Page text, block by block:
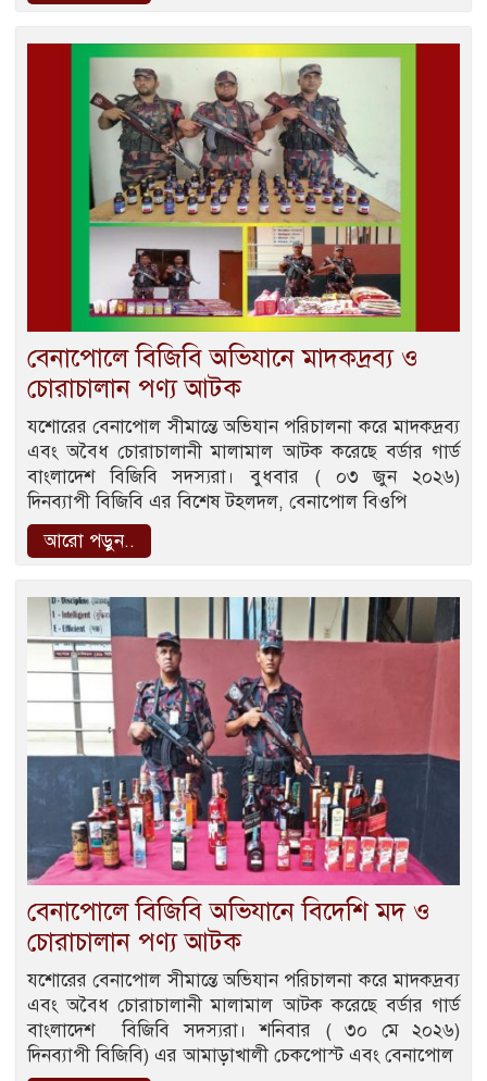
বেনাপোলে বিজিবি অভিযানে মাদকদ্রব্য ও
চোরাচালান পণ্য আটক
যশোরের বেনাপোল সীমান্তে অভিযান পরিচালনা করে মাদকদ্রব্য
এবং অবৈধ চোরাচালানী মালামাল আটক করেছে বর্ডার গার্ড
বাংলাদেশ বিজিবি সদস্যরা। বুধবার ( ০৩ জুন ২০২৬)
দিনব্যাপী বিজিবি এর বিশেষ টহলদল, বেনাপোল বিওপি
আরো পড়ুন..
বেনাপোলে বিজিবি অভিযানে বিদেশি মদ ও
চোরাচালান পণ্য আটক
যশোরের বেনাপোল সীমান্তে অভিযান পরিচালনা করে মাদকদ্রব্য
এবং অবৈধ চোরাচালানী মালামাল আটক করেছে বর্ডার গার্ড
বাংলাদেশ বিজিবি সদস্যরা। শনিবার ( ৩০ মে ২০২৬)
দিনব্যাপী বিজিবি) এর আমাড়াখালী চেকপোস্ট এবং বেনাপোল